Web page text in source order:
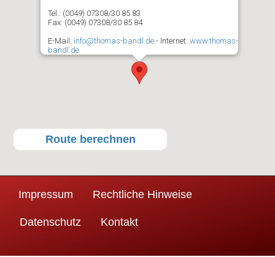
Tel.: (0049) 07308/30 85 83
Fax: (0049) 07308/30 85 84
E-Mail: info@thomas-bandl.de - Internet: www.thomas-
bandl.de
Route berechnen
Impressum Rechtliche Hinweise
Datenschutz Kontakt